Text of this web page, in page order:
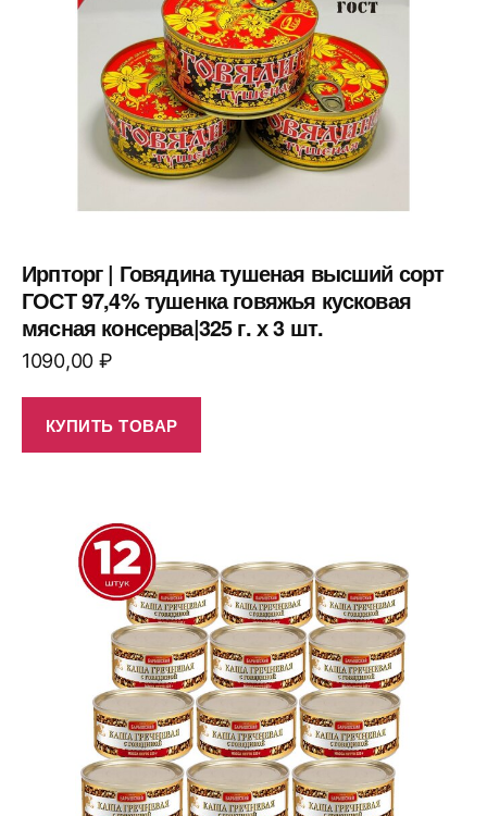
Ирпторг | Говядина тушеная высший сорт
ГОСТ 97,4% тушенка говяжья кусковая
мясная консерва|325 г. х 3 шт.
1090,00 ₽
КУПИТЬ ТОВАР